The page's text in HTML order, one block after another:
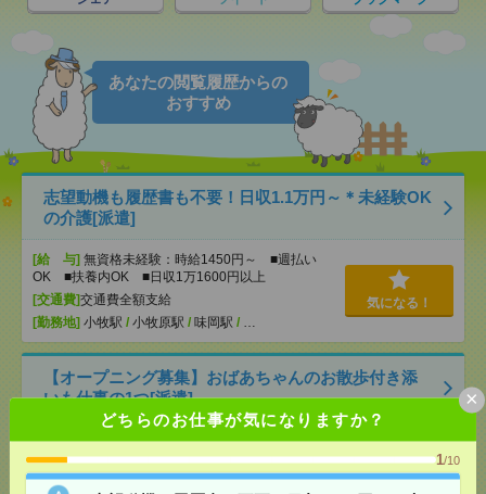
どちらのお仕事が気になりますか？
1/10
×
あなたの閲覧履歴からの
おすすめ
志望動機も履歴書も不要！日収1.1万円～＊未経験OK
の介護[派遣]
[給 与] 無資格未経験：時給1450円～ ■週払い
OK ■扶養内OK ■日収1万1600円以上
[交通費]交通費全額支給
[勤務地] 小牧駅 / 小牧原駅 / 味岡駅 / …
気になる！
【オープニング募集】おばあちゃんのお散歩付き添
いも仕事の1つ[派遣]
[給 与]無資格未経験：時給1450円～ ■週払い
OK ■扶養内OK ■日収1万1600円以上
[交通費]交通費全額支給